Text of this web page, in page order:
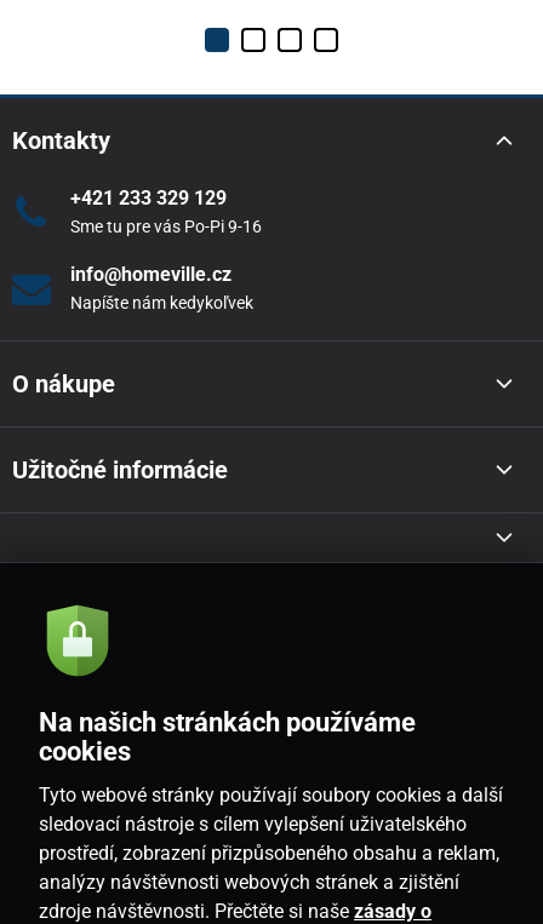
Kontakty
+421 233 329 129
Sme tu pre vás Po-Pi 9-16
info@homeville.cz
Napíšte nám kedykoľvek
O nákupe
Užitočné informácie
Akcie a novinky e-mailom
Souhlasím sezásadami zpracování osobních údajů
SK
Na našich stránkách používáme
cookies
Tyto webové stránky používají soubory cookies a další
sledovací nástroje s cílem vylepšení uživatelského
prostředí, zobrazení přizpůsobeného obsahu a reklam,
analýzy návštěvnosti webových stránek a zjištění
zdroje návštěvnosti. Přečtěte si naše zásady o